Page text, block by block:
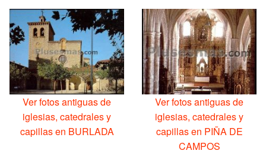
Ver fotos antiguas de
iglesias, catedrales y
capillas en BURLADA
Ver fotos antiguas de
iglesias, catedrales y
capillas en PIÑA DE
CAMPOS